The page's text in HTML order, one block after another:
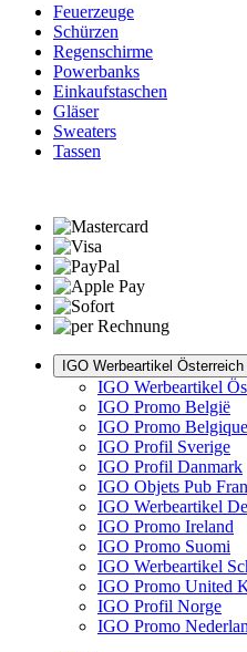
Feuerzeuge
Schürzen
Regenschirme
Powerbanks
Einkaufstaschen
Gläser
Sweaters
Tassen
IGO Werbeartikel Österreich
IGO Werbeartikel
IGO Promo België
IGO Promo Belgique
IGO Profil Sverige
IGO Profil Danmark
IGO Objets Pub
IGO Werbeartikel
IGO Promo Ireland
IGO Promo Suomi
IGO Werbeartikel
IGO Promo United
IGO Profil Norge
IGO Promo